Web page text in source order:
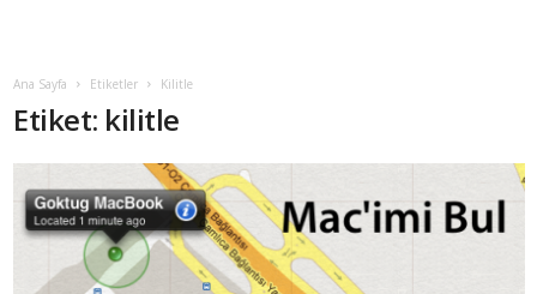
Ana Sayfa Etiketler Kilitle
Etiket: kilitle